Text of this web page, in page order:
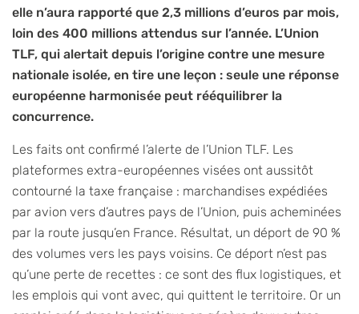
elle n’aura rapporté que 2,3 millions d’euros par mois,
loin des 400 millions attendus sur l’année. L’Union
TLF, qui alertait depuis l’origine contre une mesure
nationale isolée, en tire une leçon : seule une réponse
européenne harmonisée peut rééquilibrer la
concurrence.
Les faits ont confirmé l’alerte de l’Union TLF. Les
plateformes extra-européennes visées ont aussitôt
contourné la taxe française : marchandises expédiées
par avion vers d’autres pays de l’Union, puis acheminées
par la route jusqu’en France. Résultat, un déport de 90 %
des volumes vers les pays voisins. Ce déport n’est pas
qu’une perte de recettes : ce sont des flux logistiques, et
les emplois qui vont avec, qui quittent le territoire. Or un